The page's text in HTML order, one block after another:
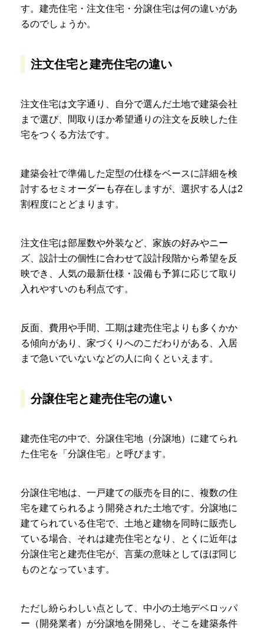
す。建売住宅・注文住宅・分譲住宅は何の違いがあ
るのでしょうか。
注文住宅と建売住宅の違い
注文住宅は文字通り、自分で選んだ土地で建築会社
まで選び、間取りほか希望通りの注文を反映した住
宅をつくる方法です。
建築会社で準備した定型の仕様をベースに詳細を検
討するセミオーダーも存在しますが、選択する人は2
割程度にとどまります。
注文住宅は部屋数や外装など、家族の好みやニー
ズ、設計士の個性に合わせて設計段階から希望を反
映でき、人気の最新仕様・設備も予算に応じて取り
入れやすいのも利点です。
反面、費用や手間、工期は建売住宅よりも多くかか
る傾向があり、家づくりへのこだわりがある、入居
まで急いでいないなどの人に向くといえます。
分譲住宅と建売住宅の違い
建売住宅の中で、分譲住宅地（分譲地）に建てられ
た住宅を「分譲住宅」と呼びます。
分譲住宅地は、一戸建ての販売を目的に、複数の住
宅を建てられるよう開発された土地です。分譲地に
建てられている住宅で、土地と建物を同時に販売し
ている場合、それは建売住宅となり、とくに近年は
分譲住宅と建売住宅が、言葉の意味としてほぼ同じ
ものとなっています。
ただし紛らわしい点として、中小の土地デベロッパ
ー（開発業者）が分譲地を開発し、そこを建築条件